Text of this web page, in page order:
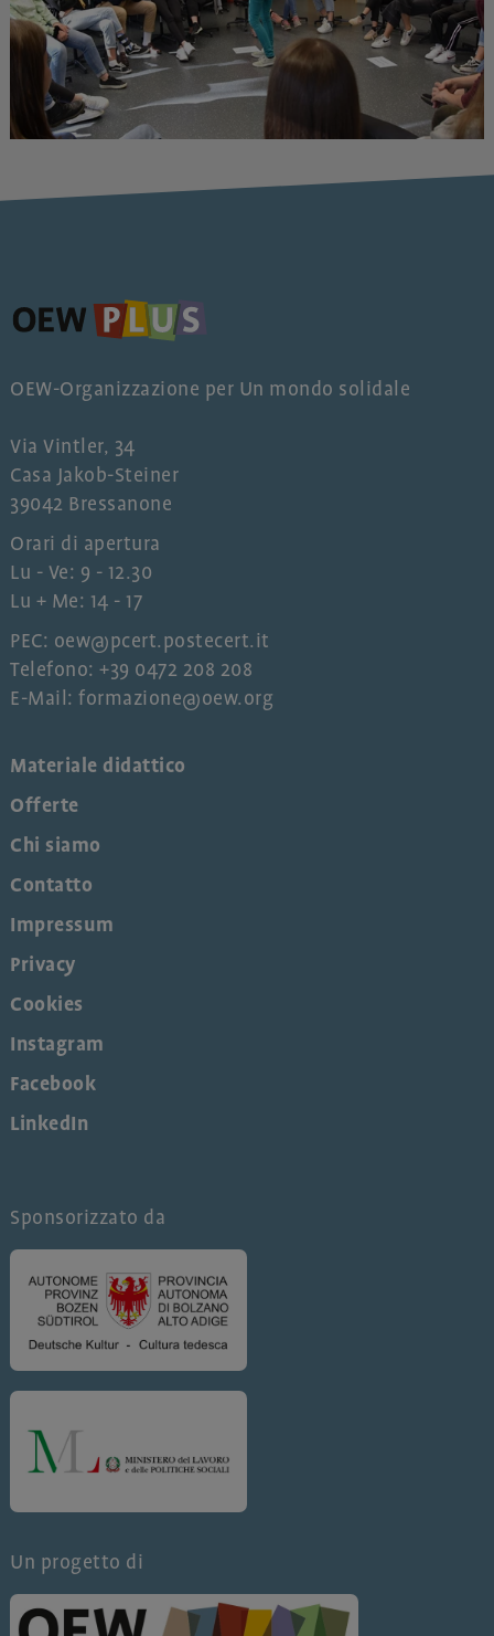
OEW-Organizzazione per Un mondo solidale
Via Vintler, 34
Casa Jakob-Steiner
39042 Bressanone
Orari di apertura
Lu - Ve: 9 - 12.30
Lu + Me: 14 - 17
PEC: oew@pcert.postecert.it
Telefono: +39 0472 208 208
E-Mail: formazione@oew.org
Materiale didattico
Offerte
Chi siamo
Contatto
Impressum
Privacy
Cookies
Instagram
Facebook
LinkedIn
Sponsorizzato da
Un progetto di